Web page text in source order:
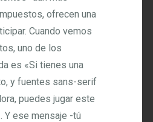
ofrecen una
Cuando vemos
uno de los
es «Si tienes una
y fuentes sans-serif
puedes jugar este
Y ese mensaje -tú